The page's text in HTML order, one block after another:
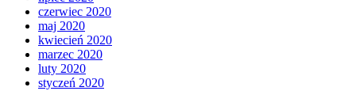
czerwiec 2020
maj 2020
kwiecień 2020
marzec 2020
luty 2020
styczeń 2020